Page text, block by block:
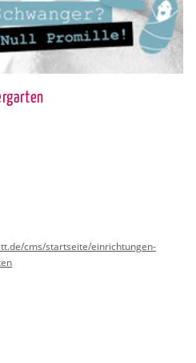
​cms/​startseite/​ein​rich​tung​en-​